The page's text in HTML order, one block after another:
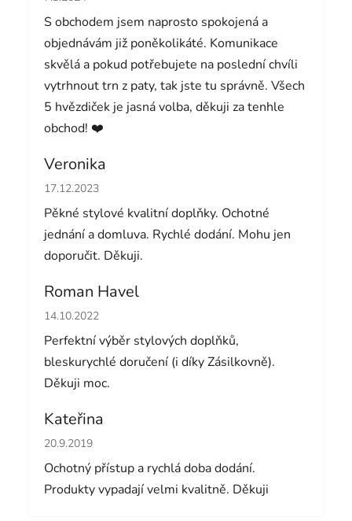
S obchodem jsem naprosto spokojená a
objednávám již poněkolikáté. Komunikace
skvělá a pokud potřebujete na poslední chvíli
vytrhnout trn z paty, tak jste tu správně. Všech
5 hvězdiček je jasná volba, děkuji za tenhle
obchod! ❤️
Veronika
Hodnocení obchodu je 5 z 5 hvězdiček.
17.12.2023
Pěkné stylové kvalitní doplňky. Ochotné
jednání a domluva. Rychlé dodání. Mohu jen
doporučit. Děkuji.
Roman Havel
Hodnocení obchodu je 5 z 5 hvězdiček.
14.10.2022
Perfektní výběr stylových doplňků,
bleskurychlé doručení (i díky Zásilkovně).
Děkuji moc.
Kateřina
Hodnocení obchodu je 5 z 5 hvězdiček.
20.9.2019
Ochotný přístup a rychlá doba dodání.
Produkty vypadají velmi kvalitně. Děkuji